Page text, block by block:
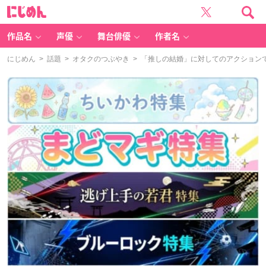
作品名 声優 舞台俳優 作者名
にじめん > 話題 > オタクのつぶやき > 「推しの結婚」に対してのアクション